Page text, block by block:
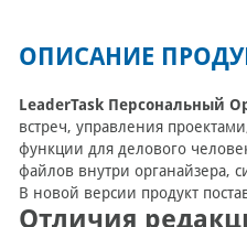
ОПИСАНИЕ
LeaderTask Персональный
встреч, управления
функции для делового
файлов внутри органайзера,
В новой версии продукт
Отличия